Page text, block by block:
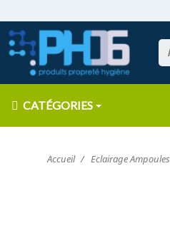
CATÉGORIES
Accueil Eclairage Ampoules